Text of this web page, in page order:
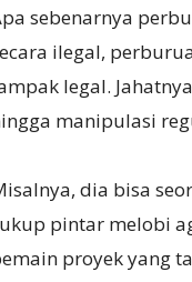
sebenarnya
ilegal,
legal.
manipulasi
dia bisa
pintar melobi
proyek yang